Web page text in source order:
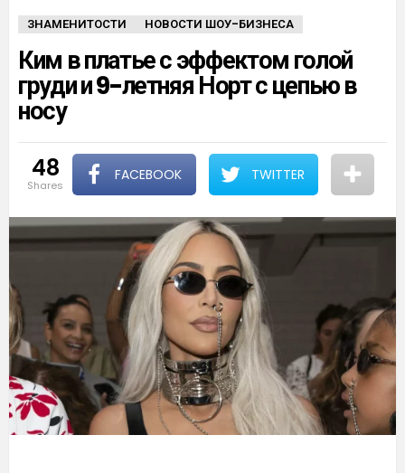
ЗНАМЕНИТОСТИ НОВОСТИ ШОУ-БИЗНЕСА
Ким в платье с эффектом голой
груди и 9-летняя Норт с цепью в
носу
48
shares
FACEBOOK TWITTER